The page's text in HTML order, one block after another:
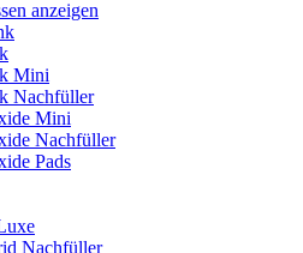
anzeigen
Mini
Nachfüller
Mini
Nachfüller
Pads
Nachfüller